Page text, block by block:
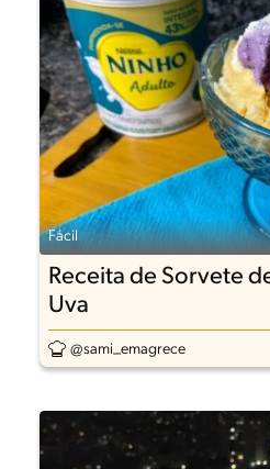
Fácil
Receita de Sorvete
Uva
@sami_emagrece